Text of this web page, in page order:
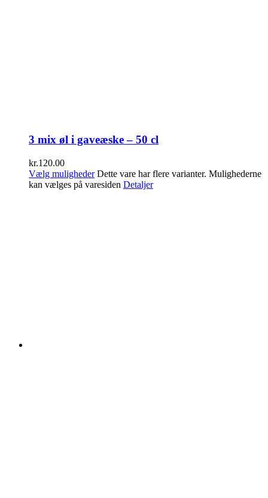
3 mix øl i gaveæske – 50 cl
kr.120.00
Vælg muligheder Dette vare har flere varianter. Mulighederne
kan vælges på varesiden Detaljer